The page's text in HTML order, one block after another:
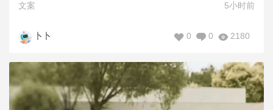
文案 5小时前
卜卜 2180
0
0